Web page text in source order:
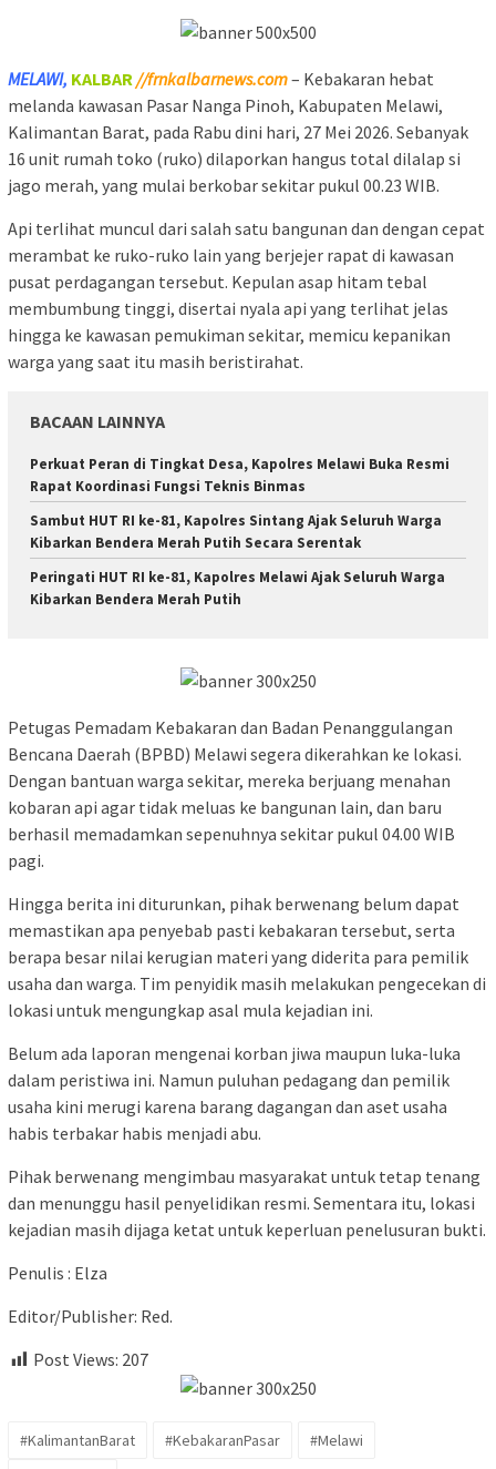
MELAWI, KALBAR//frnkalbarnews.com– Kebakaran hebat
melanda kawasan Pasar Nanga Pinoh, Kabupaten Melawi,
Kalimantan Barat, pada Rabu dini hari, 27 Mei 2026. Sebanyak
16 unit rumah toko (ruko) dilaporkan hangus total dilalap si
jago merah, yang mulai berkobar sekitar pukul 00.23 WIB.
Api terlihat muncul dari salah satu bangunan dan dengan cepat
merambat ke ruko-ruko lain yang berjejer rapat di kawasan
pusat perdagangan tersebut. Kepulan asap hitam tebal
membumbung tinggi, disertai nyala api yang terlihat jelas
hingga ke kawasan pemukiman sekitar, memicu kepanikan
warga yang saat itu masih beristirahat.
BACAAN LAINNYA
Perkuat Peran di Tingkat Desa, Kapolres Melawi Buka Resmi
Rapat Koordinasi Fungsi Teknis Binmas
Sambut HUT RI ke-81, Kapolres Sintang Ajak Seluruh Warga
Kibarkan Bendera Merah Putih Secara Serentak
Peringati HUT RI ke-81, Kapolres Melawi Ajak Seluruh Warga
Kibarkan Bendera Merah Putih
Petugas Pemadam Kebakaran dan Badan Penanggulangan
Bencana Daerah (BPBD) Melawi segera dikerahkan ke lokasi.
Dengan bantuan warga sekitar, mereka berjuang menahan
kobaran api agar tidak meluas ke bangunan lain, dan baru
berhasil memadamkan sepenuhnya sekitar pukul 04.00 WIB
pagi.
Hingga berita ini diturunkan, pihak berwenang belum dapat
memastikan apa penyebab pasti kebakaran tersebut, serta
berapa besar nilai kerugian materi yang diderita para pemilik
usaha dan warga. Tim penyidik masih melakukan pengecekan di
lokasi untuk mengungkap asal mula kejadian ini.
Belum ada laporan mengenai korban jiwa maupun luka-luka
dalam peristiwa ini. Namun puluhan pedagang dan pemilik
usaha kini merugi karena barang dagangan dan aset usaha
habis terbakar habis menjadi abu.
Pihak berwenang mengimbau masyarakat untuk tetap tenang
dan menunggu hasil penyelidikan resmi. Sementara itu, lokasi
kejadian masih dijaga ketat untuk keperluan penelusuran bukti.
Penulis : Elza
Editor/Publisher: Red.
Post Views: 207
#KalimantanBarat #KebakaranPasar
#Melawi